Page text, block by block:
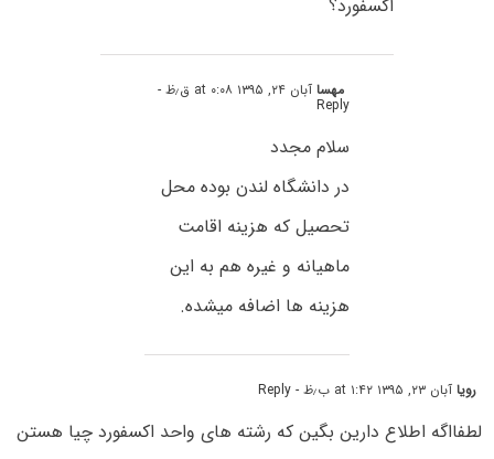
اکسفورد؟
مهساآبان ۲۴, ۱۳۹۵ at ۰:۰۸ ق٫ظ -
Reply
سلام مجدد
در دانشگاه لندن بوده محل
تحصیل که هزینه اقامت
ماهیانه و غیره هم به این
هزینه ها اضافه میشده.
رویاآبان ۲۳, ۱۳۹۵ at ۱:۴۲ ب٫ظ - Reply
لطفااگه اطلاع دارین بگین که رشته های واحد اکسفورد چیا هستن